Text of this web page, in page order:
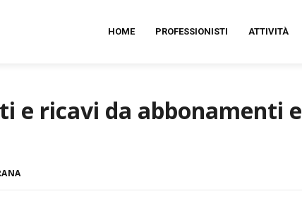
HOME PROFESSIONISTI ATTIVITÀ
e ricavi da abbonamenti e